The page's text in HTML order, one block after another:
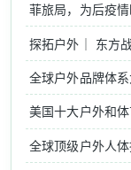
菲旅局，为后疫
探拓户外｜ 东方
全球户外品牌体
美国十大户外和
全球顶级户外人